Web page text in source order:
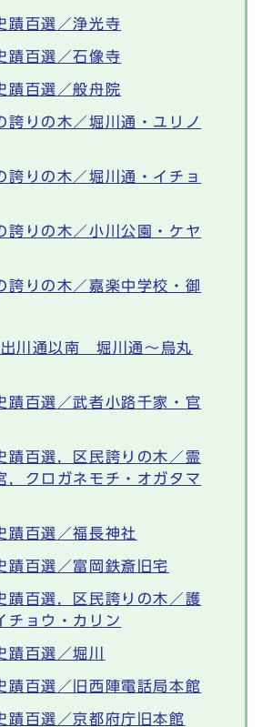
蹟百選／浄光寺
蹟百選／石像寺
蹟百選／般舟院
誇りの木／堀川通・ユリノ
誇りの木／堀川通・イチョ
誇りの木／小川公園・ケヤ
誇りの木／嘉楽中学校・御
川通以南 堀川通～烏丸
蹟百選／武者小路千家・官
蹟百選，区民誇りの木／霊
，クロガネモチ・オガタマ
蹟百選／福長神社
蹟百選／富岡鉄斎旧宅
蹟百選，区民誇りの木／護
チョウ・カリン
蹟百選／堀川
蹟百選／旧西陣電話局本館
蹟百選／京都府庁旧本館